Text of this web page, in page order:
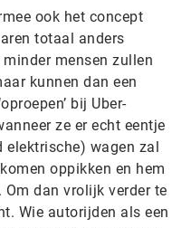
ook het concept
totaal anders
mensen zullen
kunnen dan een
bij Uber-
ze er echt eentje
elektrische) wagen zal
oppikken en hem
dan vrolijk verder te
Wie autorijden als een